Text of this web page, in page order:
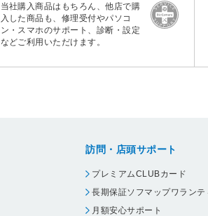
当社購入商品はもちろん、他店で購
入した商品も、修理受付やパソコ
ン・スマホのサポート、診断・設定
などご利用いただけます。
訪問・店頭サポート
プレミアムCLUBカード
長期保証ソフマップワランテ
月額安心サポート